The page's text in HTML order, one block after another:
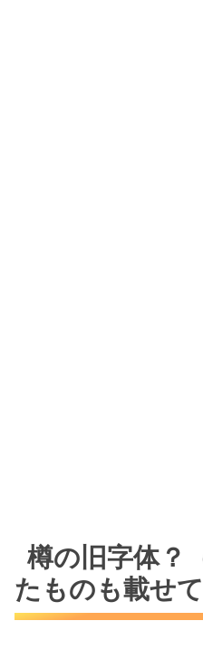
樽の旧字体？
たものも載せ